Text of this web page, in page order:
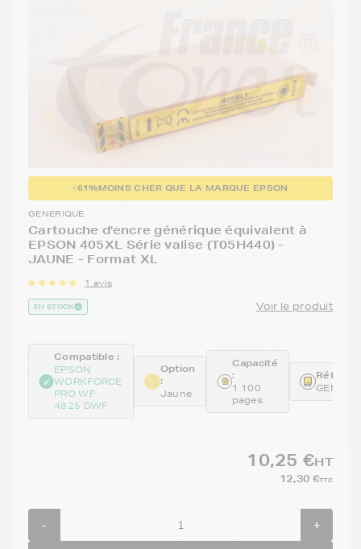
-61%MOINS CHER QUE LA MARQUE EPSON
GENERIQUE
Cartouche d'encre générique équivalent à
EPSON 405XL Série valise (T05H440) -
JAUNE - Format XL
1 avis
EN STOCK Voir le produit
Compatible :
EPSON
WORKFORCE
PRO WF
4825 DWF
Option
:
Jaune
Capacité
:
1 100
pages
10,25 €HT
12,30 €TTC
- +